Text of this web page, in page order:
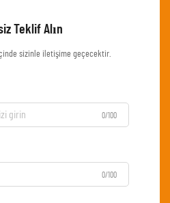
Teklif Alın
sizinle iletişime geçecektir.
0/100
0/100